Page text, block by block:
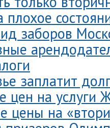
заборов
заплатит
цен на услуги
цены на